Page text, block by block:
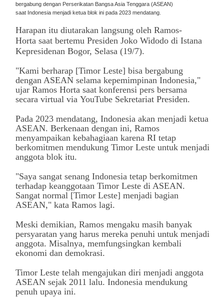
bergabung dengan Perserikatan Bangsa Asia Tenggara (ASEAN)
saat Indonesia menjadi ketua blok ini pada 2023 mendatang.
Harapan itu diutarakan langsung oleh Ramos-
Horta saat bertemu Presiden Joko Widodo di Istana
Kepresidenan Bogor, Selasa (19/7).
"Kami berharap [Timor Leste] bisa bergabung
dengan ASEAN selama kepemimpinan Indonesia,"
ujar Ramos Horta saat konferensi pers bersama
secara virtual via YouTube Sekretariat Presiden.
Pada 2023 mendatang, Indonesia akan menjadi ketua
ASEAN. Berkenaan dengan ini, Ramos
menyampaikan kebahagiaan karena RI tetap
berkomitmen mendukung Timor Leste untuk menjadi
anggota blok itu.
"Saya sangat senang Indonesia tetap berkomitmen
terhadap keanggotaan Timor Leste di ASEAN.
Sangat normal [Timor Leste] menjadi bagian
ASEAN," kata Ramos lagi.
Meski demikian, Ramos mengaku masih banyak
persyaratan yang harus mereka penuhi untuk menjadi
anggota. Misalnya, memfungsingkan kembali
ekonomi dan demokrasi.
Timor Leste telah mengajukan diri menjadi anggota
ASEAN sejak 2011 lalu. Indonesia mendukung
penuh upaya ini.